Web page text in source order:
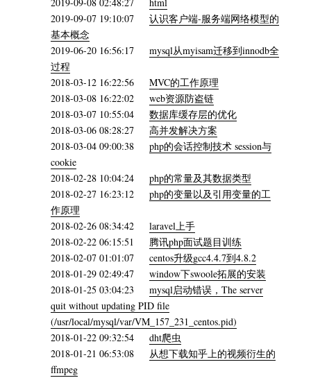
2019-09-07 19:10:07 认识客户端-服务端网络模型的
基本概念
2019-06-20 16:56:17 mysql从myisam迁移到innodb全
过程
2018-03-12 16:22:56 MVC的工作原理
2018-03-08 16:22:02 web资源防盗链
2018-03-07 10:55:04 数据库缓存层的优化
2018-03-06 08:28:27 高并发解决方案
2018-03-04 09:00:38 php的会话控制技术 session与
cookie
2018-02-28 10:04:24 php的常量及其数据类型
2018-02-27 16:23:12 php的变量以及引用变量的工
作原理
2018-02-26 08:34:42 laravel上手
2018-02-22 06:15:51 腾讯php面试题目训练
2018-02-07 01:01:07 centos升级gcc4.4.7到4.8.2
2018-01-29 02:49:47 window下swoole拓展的安装
2018-01-25 03:04:23 mysql启动错误，The server
quit without updating PID file
(/usr/local/mysql/var/VM_157_231_centos.pid)
2018-01-22 09:32:54 dht爬虫
2018-01-21 06:53:08 从想下载知乎上的视频衍生的
ffmpeg